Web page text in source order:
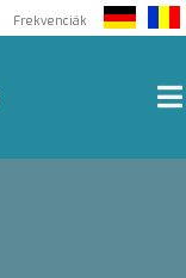
Frekvenciák